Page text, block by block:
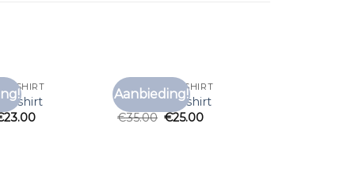
Toevoegen
T SHIRT
t shirt
23.00
Aanbieding!
Toevoegen
GESTREEPT T SHIRT
gestreept t shirt
€35.00 €25.00